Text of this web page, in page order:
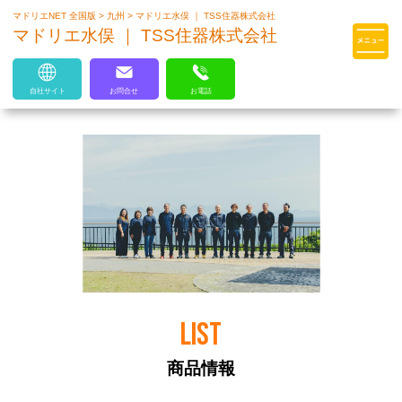
マドリエはLIXILの厳しい基準を
クリアした住まいのプロ集団です
マドリエNET 全国版> 九州>マドリエ水俣 ｜ TSS住器株式会社
マドリエ水俣 ｜ TSS住器株式会社
自社サイト お問合せ お電話
LIST
商品情報